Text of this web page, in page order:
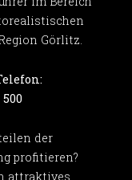
Görlitz.
500
der
profitieren?
attraktives